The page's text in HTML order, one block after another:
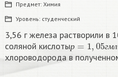
Предмет: Химия
Уровень: студенческий
3,56 г железа растворили в
соляной кислоты р гмл
р=1,05гмл
хлороводорода в